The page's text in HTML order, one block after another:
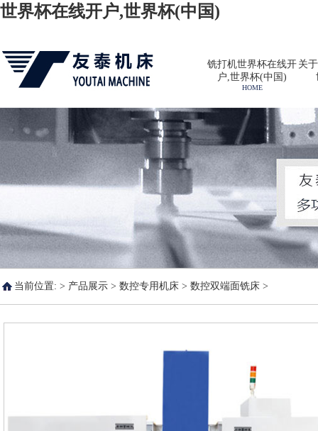
世界杯在线开户,世界杯(中国)
铣打机世界杯在线开
户,世界杯(中国)
HOME
关
当前位置: > 产品展示 > 数控专用机床 > 数控双端面铣床 >